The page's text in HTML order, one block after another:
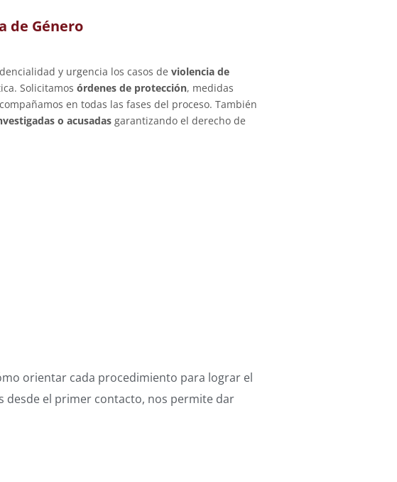
de Género
y urgencia los casos de violencia de
Solicitamos órdenes de protección, medidas
en todas las fases del proceso. También
o acusadas garantizando el derecho de
orientar cada procedimiento para lograr el
desde el primer contacto, nos permite dar